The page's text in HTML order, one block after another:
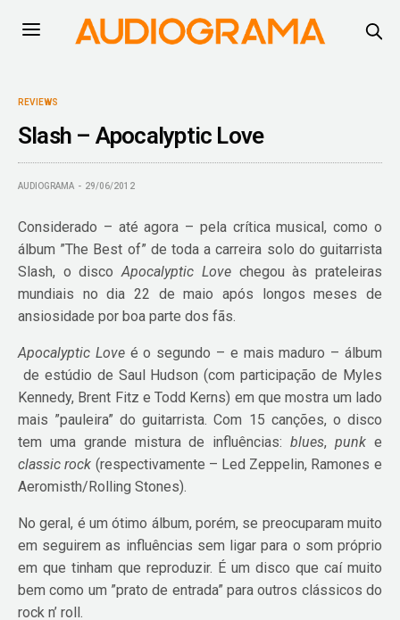
REVIEWS
Slash – Apocalyptic Love
AUDIOGRAMA 29/06/2012
Considerado – até agora – pela crítica musical, como o
álbum ”The Best of” de toda a carreira solo do guitarrista
Slash, o discoApocalyptic Lovechegou às prateleiras
mundiais no dia 22 de maio após longos meses de
ansiosidade por boa parte dos fãs.
Apocalyptic Loveé o segundo – e mais maduro – álbum
de estúdio de Saul Hudson (com participação de Myles
Kennedy, Brent Fitz e Todd Kerns) em que mostra um lado
mais ”pauleira” do guitarrista. Com 15 canções, o disco
tem uma grande mistura de influências:blues,punk e
classic rock (respectivamente – Led Zeppelin, Ramones e
Aeromisth/Rolling Stones).
No geral, é um ótimo álbum, porém, se preocuparam muito
em seguirem as influências sem ligar para o som próprio
em que tinham que reproduzir. É um disco que caí muito
bem como um ”prato de entrada” para outros clássicos do
rock n’ roll.